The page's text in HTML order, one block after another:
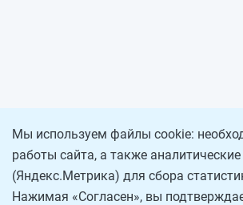
Мы используем файлы cookie:
работы сайта, а также аналитические
(Яндекс.Метрика) для сбора
Нажимая «Согласен», вы